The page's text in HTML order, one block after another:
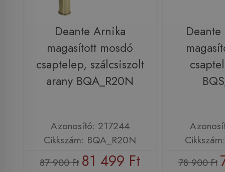
Deante Arnika
magasított mosdó
csaptelep, szálcsiszolt
arany BQA_R20N
Azonosító: 217244
Cikkszám: BQA_R20N
87 900 Ft 81 499 Ft
Deante
78 900 Ft